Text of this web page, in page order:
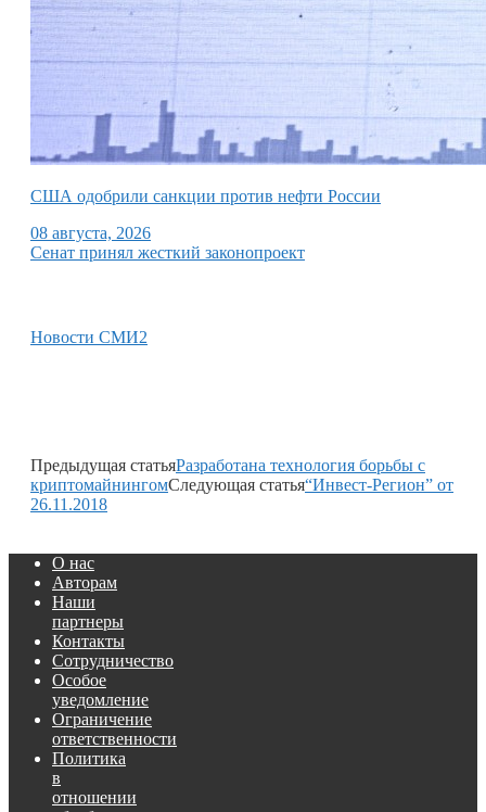
США одобрили санкции против нефти России
08 августа, 2026
Сенат принял жесткий законопроект
Новости СМИ2
Предыдущая статьяРазработана технология борьбы с
криптомайнингомСледующая статья“Инвест-Регион” от
26.11.2018
О нас
Авторам
Наши
партнеры
Контакты
Сотрудничество
Особое
уведомление
Ограничение
ответственности
Политика
в
отношении